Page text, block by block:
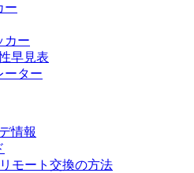
ー
カー
早見表
ーター
情報
モート交換の方法